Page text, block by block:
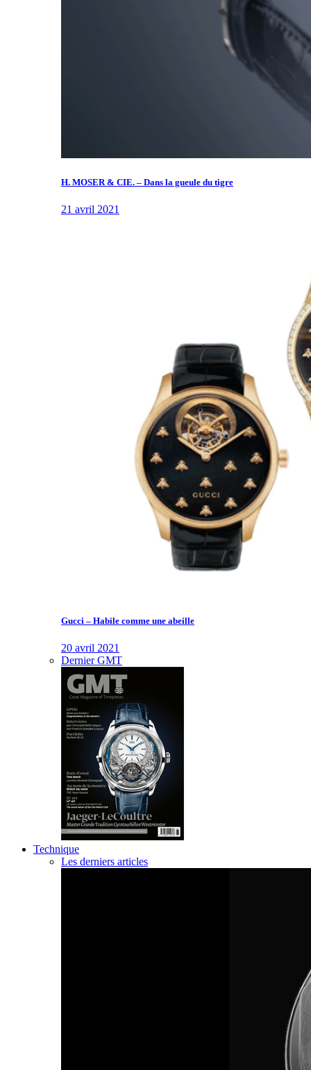
H. MOSER & CIE. – Dans la gueule du tigre
21 avril 2021
Gucci – Habile comme une abeille
20 avril 2021
Dernier GMT
Technique
Les derniers articles